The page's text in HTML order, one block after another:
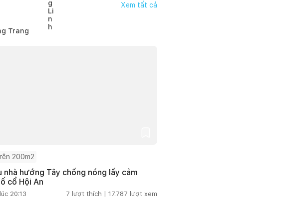
Xem tất cả
Trang
200m2
nhà hướng Tây chống nóng lấy cảm
cổ Hội An
20:13 7 lượt thích | 17.787 lượt xem